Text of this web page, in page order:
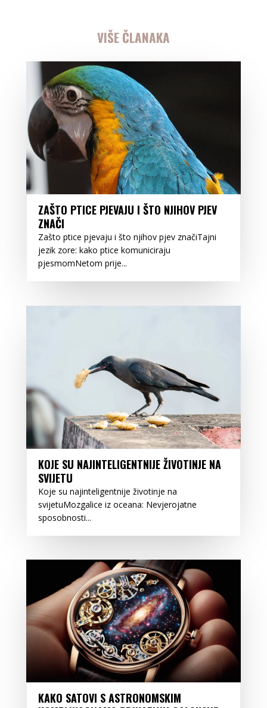
VIŠE ČLANAKA
ZAŠTO PTICE PJEVAJU I ŠTO NJIHOV PJEV
ZNAČI
Zašto ptice pjevaju i što njihov pjev značiTajni
jezik zore: kako ptice komuniciraju
pjesmomNetom prije...
KOJE SU NAJINTELIGENTNIJE ŽIVOTINJE NA
SVIJETU
Koje su najinteligentnije životinje na
svijetuMozgalice iz oceana: Nevjerojatne
sposobnosti...
KAKO SATOVI S ASTRONOMSKIM